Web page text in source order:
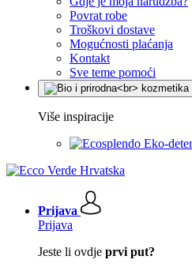
Povrat robe
Troškovi dostave
Mogućnosti plaćanja
Kontakt
Sve teme pomoći
Više inspiracije
Eko-
Prijava
Prijava
Jeste li ovdje prvi put?